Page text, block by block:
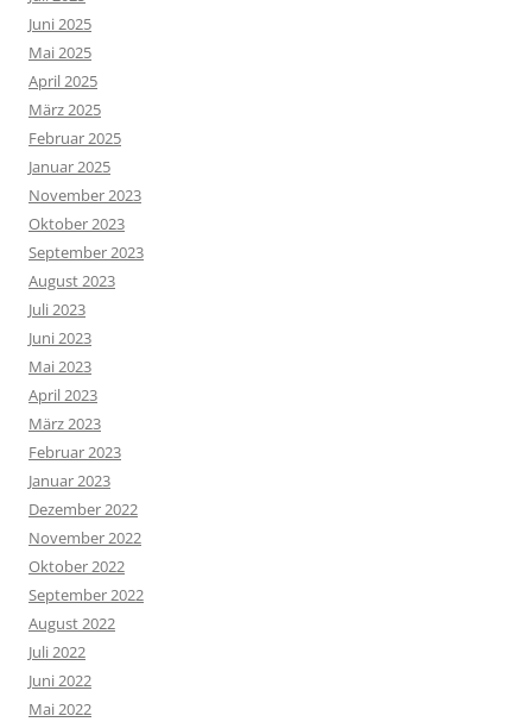
Juni 2025
Mai 2025
April 2025
März 2025
Februar 2025
Januar 2025
November 2023
Oktober 2023
September 2023
August 2023
Juli 2023
Juni 2023
Mai 2023
April 2023
März 2023
Februar 2023
Januar 2023
Dezember 2022
November 2022
Oktober 2022
September 2022
August 2022
Juli 2022
Juni 2022
Mai 2022